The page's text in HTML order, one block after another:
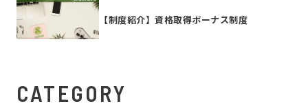
【制度紹介】資格取得ボーナス制度
CATEGORY